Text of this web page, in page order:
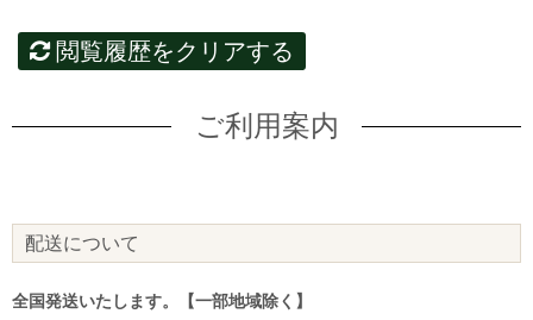
閲覧履歴をクリアする
ご利用案内
配送について
全国発送いたします。【一部地域除く】